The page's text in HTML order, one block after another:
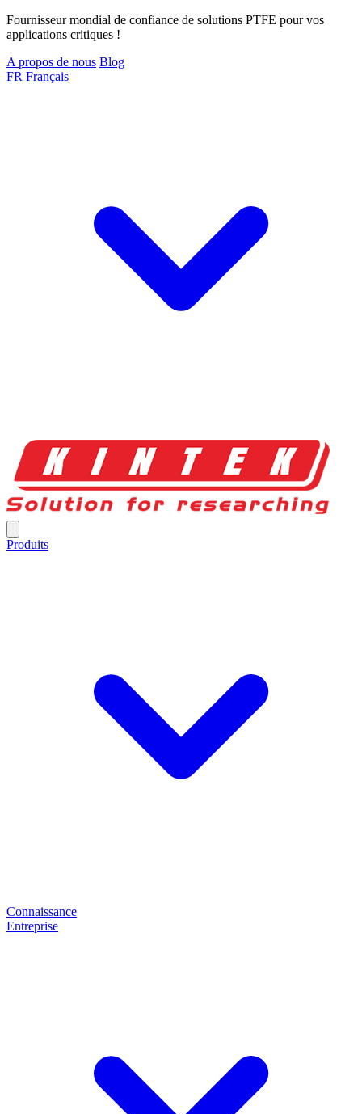
Fournisseur mondial de confiance de solutions PTFE pour vos
applications critiques !
A propos de nous Blog
FR Français
Produits
Connaissance
Entreprise